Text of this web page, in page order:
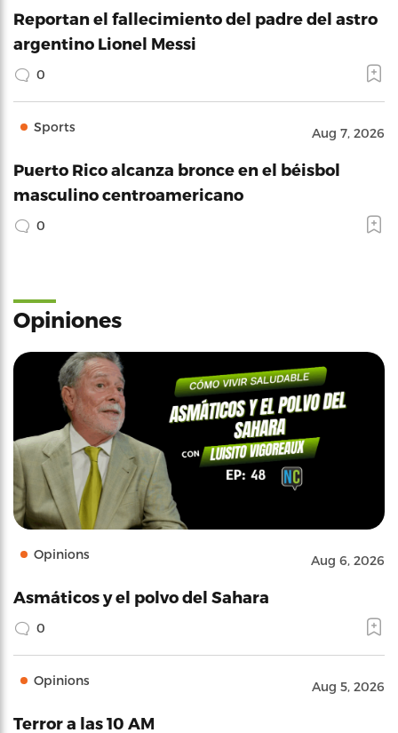
Reportan el fallecimiento del padre del astro
argentino Lionel Messi
0
Sports Aug 7, 2026
Puerto Rico alcanza bronce en el béisbol
masculino centroamericano
0
Opiniones
Opinions Aug 6, 2026
Asmáticos y el polvo del Sahara
0
Opinions Aug 5, 2026
Terror a las 10 AM